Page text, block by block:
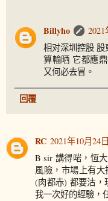
Billyho
相对深圳控股 股
算輸晒 它都應
又何必去冒。
回覆
RC 2021年10月24
B sir 講得啱，恆
風險，市場上有
(肉都赤) 都要沽，
我一次好的經驗，